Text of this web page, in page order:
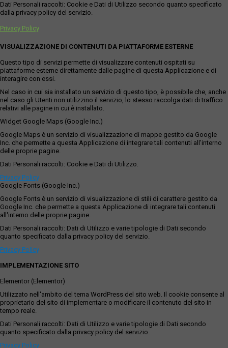
Dati Personali raccolti: Cookie e Dati di Utilizzo secondo quanto specificato
dalla privacy policy del servizio.
Privacy Policy
VISUALIZZAZIONE DI CONTENUTI DA PIATTAFORME ESTERNE
Questo tipo di servizi permette di visualizzare contenuti ospitati su
piattaforme esterne direttamente dalle pagine di questa Applicazione e di
interagire con essi.
Nel caso in cui sia installato un servizio di questo tipo, è possibile che, anche
nel caso gli Utenti non utilizzino il servizio, lo stesso raccolga dati di traffico
relativi alle pagine in cui è installato.
Widget Google Maps (Google Inc.)
Google Maps è un servizio di visualizzazione di mappe gestito da Google
Inc. che permette a questa Applicazione di integrare tali contenuti all'interno
delle proprie pagine.
Dati Personali raccolti: Cookie e Dati di Utilizzo.
Privacy Policy
Google Fonts (Google Inc.)
Google Fonts è un servizio di visualizzazione di stili di carattere gestito da
Google Inc. che permette a questa Applicazione di integrare tali contenuti
all'interno delle proprie pagine.
Dati Personali raccolti: Dati di Utilizzo e varie tipologie di Dati secondo
quanto specificato dalla privacy policy del servizio.
Privacy Policy
IMPLEMENTAZIONE SITO
Elementor (Elementor)
Utilizzato nell'ambito del tema WordPress del sito web. Il cookie consente al
proprietario del sito di implementare o modificare il contenuto del sito in
tempo reale.
Dati Personali raccolti: Dati di Utilizzo e varie tipologie di Dati secondo
quanto specificato dalla privacy policy del servizio.
Privacy Policy